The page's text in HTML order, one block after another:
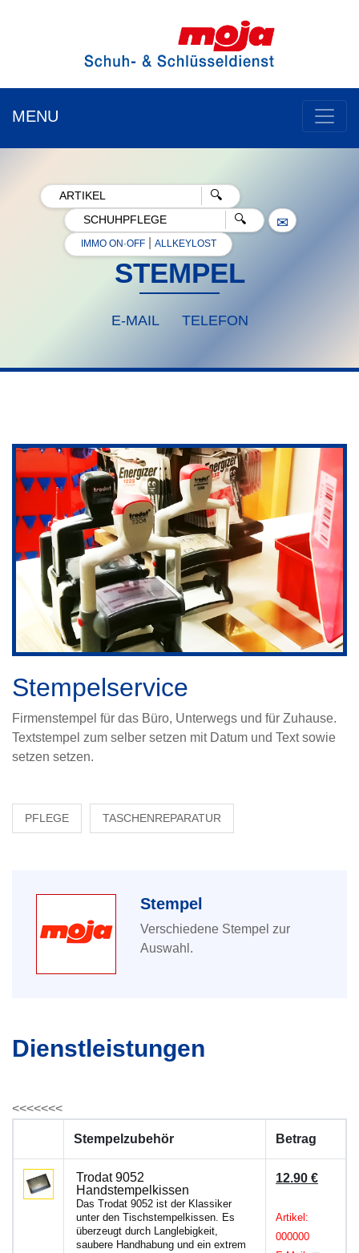
MENU
✉
IMMO ON·OFF| ALLKEYLOST
STEMPEL
E-MAIL TELEFON
Stempelservice
Firmenstempel für das Büro, Unterwegs und für Zuhause.
Textstempel zum selber setzen mit Datum und Text sowie
setzen setzen.
PFLEGE TASCHENREPARATUR
Stempel
Verschiedene Stempel zur
Auswahl.
Dienstleistungen
<<<<<<<
Stempelzubehör Betrag
Trodat 9052
Handstempelkissen
Das Trodat 9052 ist der Klassiker
unter den Tischstempelkissen. Es
überzeugt durch Langlebigkeit,
saubere Handhabung und ein extrem
12.90 €
Artikel:
000000